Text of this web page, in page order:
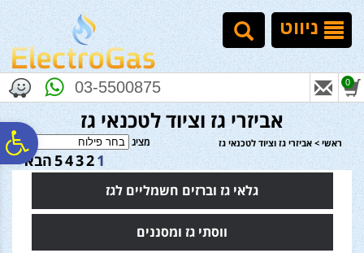
נגישות
אתר
המרכזי
ניווט
03-5500875 0
אביזרי גז וציוד לטכנאי גז
ראשי > אביזרי גז וציוד לטכנאי גז מציג
1
2
3
4
5הבא >
גלאי גז וברזים חשמליים לגז
ווסתי גז ומסננים